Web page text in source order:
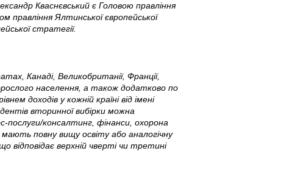
Кваснєвський є Головою правління
правління Ялтинської європейської
стратегії.
Канаді, Великобританії, Франції,
населення, а також додатково по
доходів у кожній країні від імені
вторинної вибірки можна
послуги/консалтинг, фінанси, охорона
повну вищу освіту або аналогічну
відповідає верхній чверті чи третині